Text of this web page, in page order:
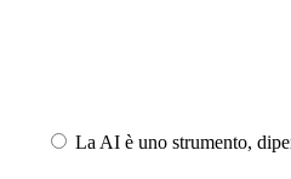
La AI è uno strumento,